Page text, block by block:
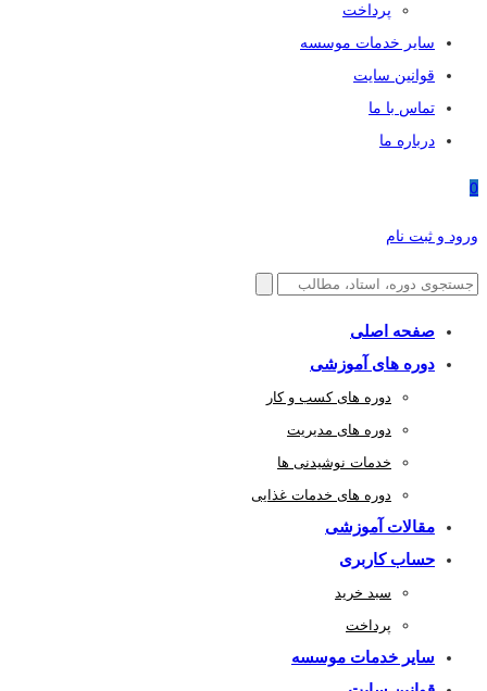
پرداخت
سایر خدمات موسسه
قوانین سایت
تماس با ما
درباره ما
0
ورود و ثبت نام
صفحه اصلی
دوره های آموزشی
دوره های کسب و کار
دوره های مدیریت
خدمات نوشیدنی ها
دوره های خدمات غذایی
مقالات آموزشی
حساب کاربری
سبد خرید
پرداخت
سایر خدمات موسسه